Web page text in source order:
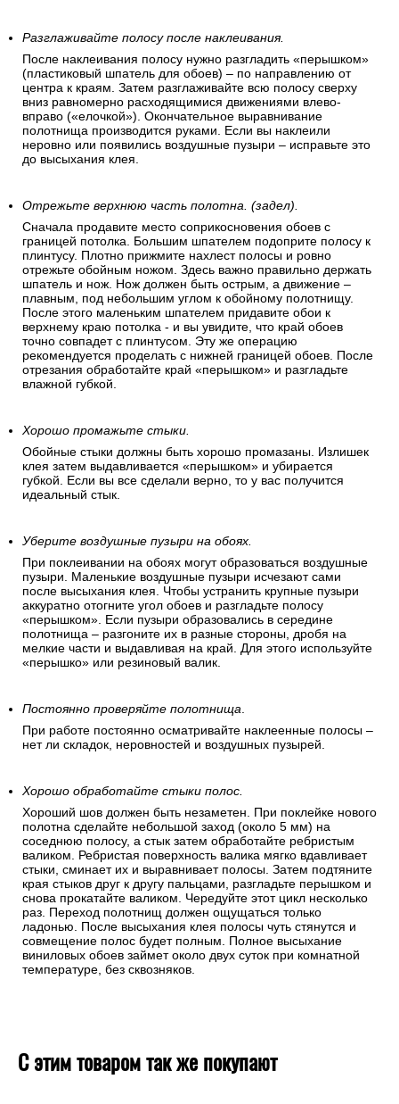
Разглаживайте полосу после наклеивания.
После наклеивания полосу нужно разгладить «перышком»
(пластиковый шпатель для обоев) – по направлению от
центра к краям. Затем разглаживайте всю полосу сверху
вниз равномерно расходящимися движениями влево-
вправо («елочкой»). Окончательное выравнивание
полотнища производится руками. Если вы наклеили
неровно или появились воздушные пузыри – исправьте это
до высыхания клея.
Отрежьте верхнюю часть полотна. (задел).
Сначала продавите место соприкосновения обоев с
границей потолка. Большим шпателем подоприте полосу к
плинтусу. Плотно прижмите нахлест полосы и ровно
отрежьте обойным ножом. Здесь важно правильно держать
шпатель и нож. Нож должен быть острым, а движение –
плавным, под небольшим углом к обойному полотнищу.
После этого маленьким шпателем придавите обои к
верхнему краю потолка - и вы увидите, что край обоев
точно совпадет с плинтусом. Эту же операцию
рекомендуется проделать с нижней границей обоев. После
отрезания обработайте край «перышком» и разгладьте
влажной губкой.
Хорошо промажьте стыки.
Обойные стыки должны быть хорошо промазаны. Излишек
клея затем выдавливается «перышком» и убирается
губкой. Если вы все сделали верно, то у вас получится
идеальный стык.
Уберите воздушные пузыри на обоях.
При поклеивании на обоях могут образоваться воздушные
пузыри. Маленькие воздушные пузыри исчезают сами
после высыхания клея. Чтобы устранить крупные пузыри
аккуратно отогните угол обоев и разгладьте полосу
«перышком». Если пузыри образовались в середине
полотнища – разгоните их в разные стороны, дробя на
мелкие части и выдавливая на край. Для этого используйте
«перышко» или резиновый валик.
Постоянно проверяйте полотнища.
При работе постоянно осматривайте наклеенные полосы –
нет ли складок, неровностей и воздушных пузырей.
Хорошо обработайте стыки полос.
Хороший шов должен быть незаметен. При поклейке нового
полотна сделайте небольшой заход (около 5 мм) на
соседнюю полосу, а стык затем обработайте ребристым
валиком. Ребристая поверхность валика мягко вдавливает
стыки, сминает их и выравнивает полосы. Затем подтяните
края стыков друг к другу пальцами, разгладьте перышком и
снова прокатайте валиком. Чередуйте этот цикл несколько
раз. Переход полотнищ должен ощущаться только
ладонью. После высыхания клея полосы чуть стянутся и
совмещение полос будет полным. Полное высыхание
виниловых обоев займет около двух суток при комнатной
температуре, без сквозняков.
С этим товаром так же покупают